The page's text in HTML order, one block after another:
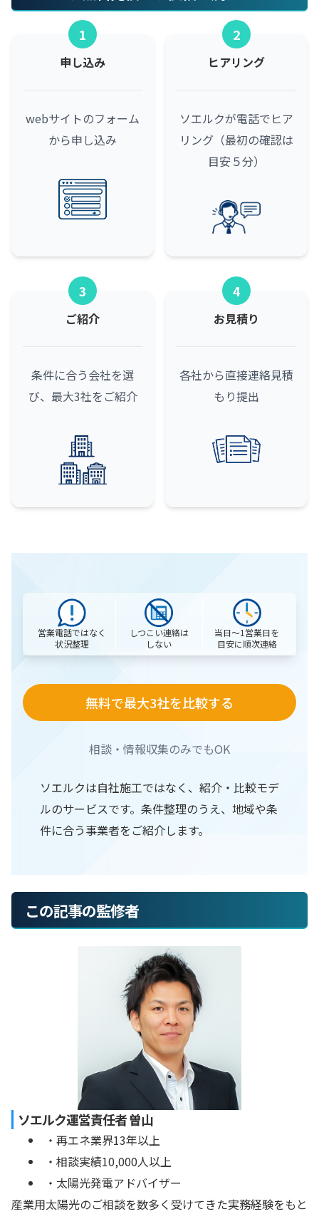
1
申し込み
webサイトのフォーム
から申し込み
2
ヒアリング
ソエルクが電話でヒア
リング（最初の確認は
目安５分）
3
ご紹介
条件に合う会社を選
び、最大3社をご紹介
4
お見積り
各社から直接連絡見積
もり提出
営業電話ではなく
状況整理
しつこい連絡は
しない
当日〜1営業日を
目安に順次連絡
無料で最大3社を比較する
相談・情報収集のみでもOK
ソエルクは自社施工ではなく、紹介・比較モデ
ルのサービスです。条件整理のうえ、地域や条
件に合う事業者をご紹介します。
この記事の監修者
ソエルク運営責任者 曽山
・再エネ業界13年以上
・相談実績10,000人以上
・太陽光発電アドバイザー
産業用太陽光のご相談を数多く受けてきた実務経験をもと